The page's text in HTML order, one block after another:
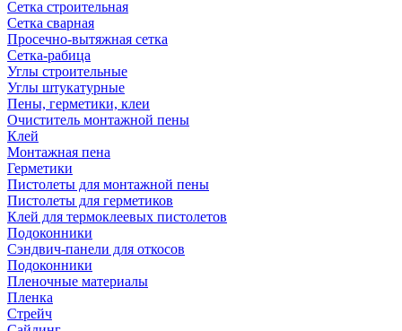
Сетка строительная
Сетка сварная
Просечно-вытяжная сетка
Сетка-рабица
Углы строительные
Углы штукатурные
Пены, герметики, клеи
Очиститель монтажной пены
Клей
Монтажная пена
Герметики
Пистолеты для монтажной пены
Пистолеты для герметиков
Клей для термоклеевых пистолетов
Подоконники
Сэндвич-панели для откосов
Подоконники
Пленочные материалы
Пленка
Стрейч